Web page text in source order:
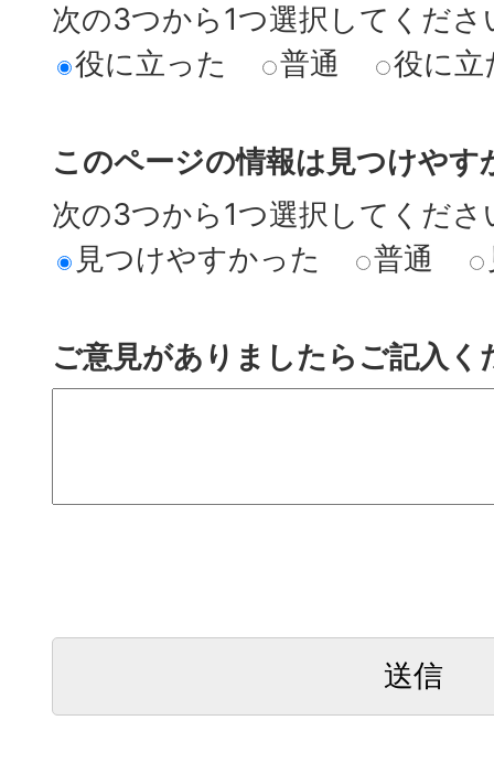
次の3つから1つ選択してくださ
役に立った
普通 役に立
このページの情報は見つけやす
次の3つから1つ選択してくださ
見つけやすかった
普通
ご意見がありましたらご記入く